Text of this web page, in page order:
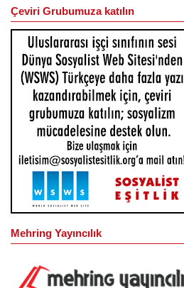
Çeviri Grubumuza katılın
Mehring Yayıncılık